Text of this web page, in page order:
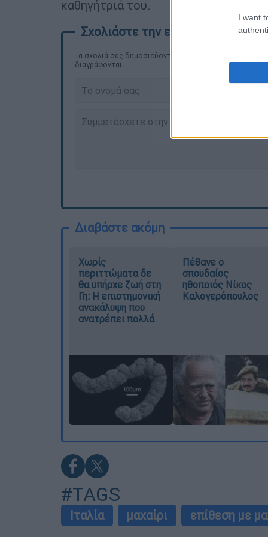
I want
καθηγήτριά του.
Τα σχολιά σας δημοσιεύονται άμεσα με δική σας
διαγράφονται
Διαβάστε ακόμη
Χωρίς
περιττώματα δε
θα υπήρχε ζωή στη
Γη: Η επιστημονική
ανακάλυψη που
ανατρέπει πολλά
Πέθανε ο
σπουδαίος
ηθοποιός Νίκος
Καλογερόπουλος
#TAGS
Ιταλία μαχαίρι επίθεση με